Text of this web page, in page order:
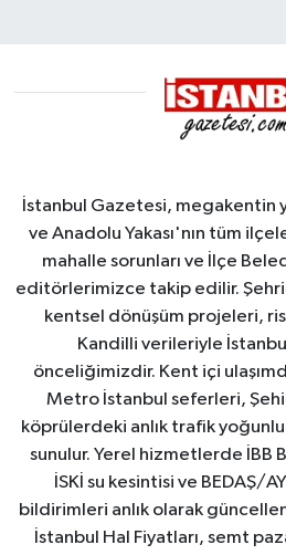
İstanbul Gazetesi, megakentin
ve Anadolu Yakası'nın tüm
mahalle sorunları ve İlçe
editörlerimizce takip edilir.
kentsel dönüşüm projeleri,
Kandilli verileriyle
önceliğimizdir. Kent içi
Metro İstanbul seferleri,
köprülerdeki anlık trafik
sunulur. Yerel hizmetlerde İBB
İSKİ su kesintisi ve BEDAŞ/
bildirimleri anlık olarak
İstanbul Hal Fiyatları, semt